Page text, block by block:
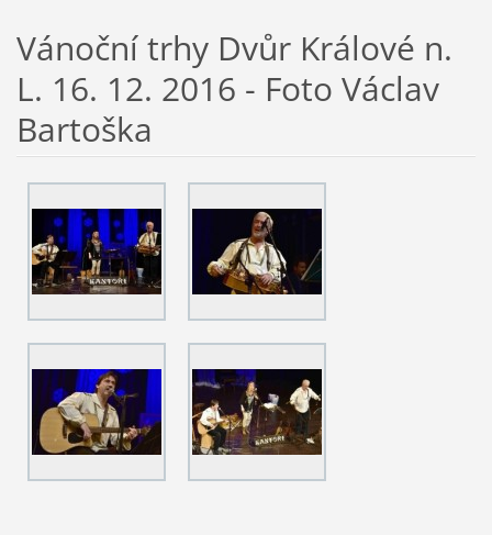
Vánoční trhy Dvůr Králové n.
L. 16. 12. 2016 - Foto Václav
Bartoška